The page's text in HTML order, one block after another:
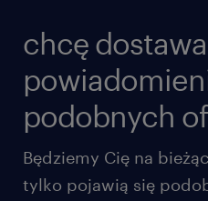
chcę
podobnych
Będziemy Cię na
tylko pojawią się